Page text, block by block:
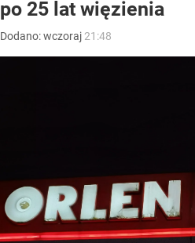
po 25 lat więzienia
Dodano:wczoraj 21:48